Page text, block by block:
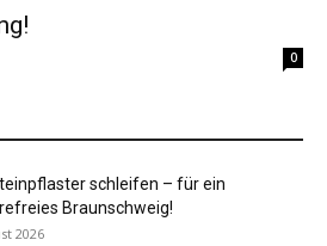
0
schleifen – für ein
Braunschweig!
2026